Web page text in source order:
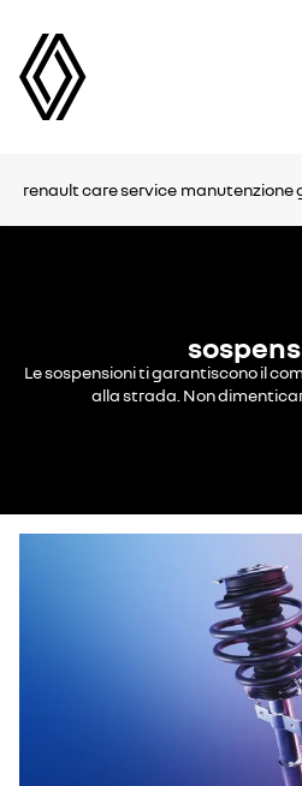
renault care service manutenzione
Le sospensioni ti garantiscono il
alla strada. Non